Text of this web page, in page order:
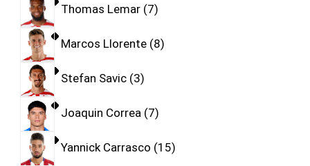
Thomas Lemar 7
Marcos Llorente 8
Stefan Savic 3
Joaquin Correa 7
Yannick Carrasco 15